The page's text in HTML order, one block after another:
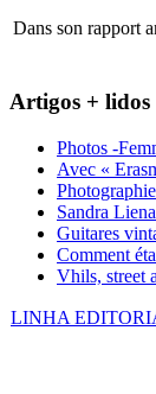
Dans son rapport
Artigos + lidos
Photos -
Avec «
Sandra
Guitares
Comment
Vhils, street
LINHA